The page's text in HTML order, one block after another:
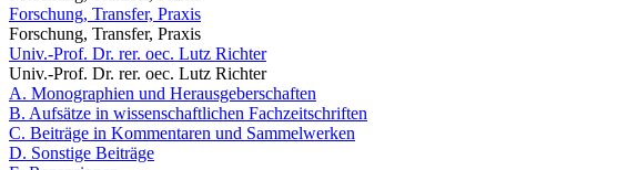
Forschung, Transfer, Praxis
Forschung, Transfer, Praxis
Univ.-Prof. Dr. rer. oec. Lutz Richter
Univ.-Prof. Dr. rer. oec. Lutz Richter
A. Monographien und Herausgeberschaften
B. Aufsätze in wissenschaftlichen Fachzeitschriften
C. Beiträge in Kommentaren und Sammelwerken
D. Sonstige Beiträge